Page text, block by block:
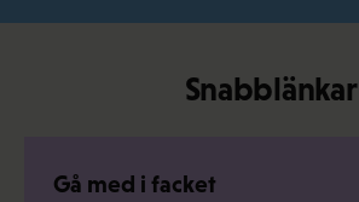
Snabblänkar
Gå med i facket